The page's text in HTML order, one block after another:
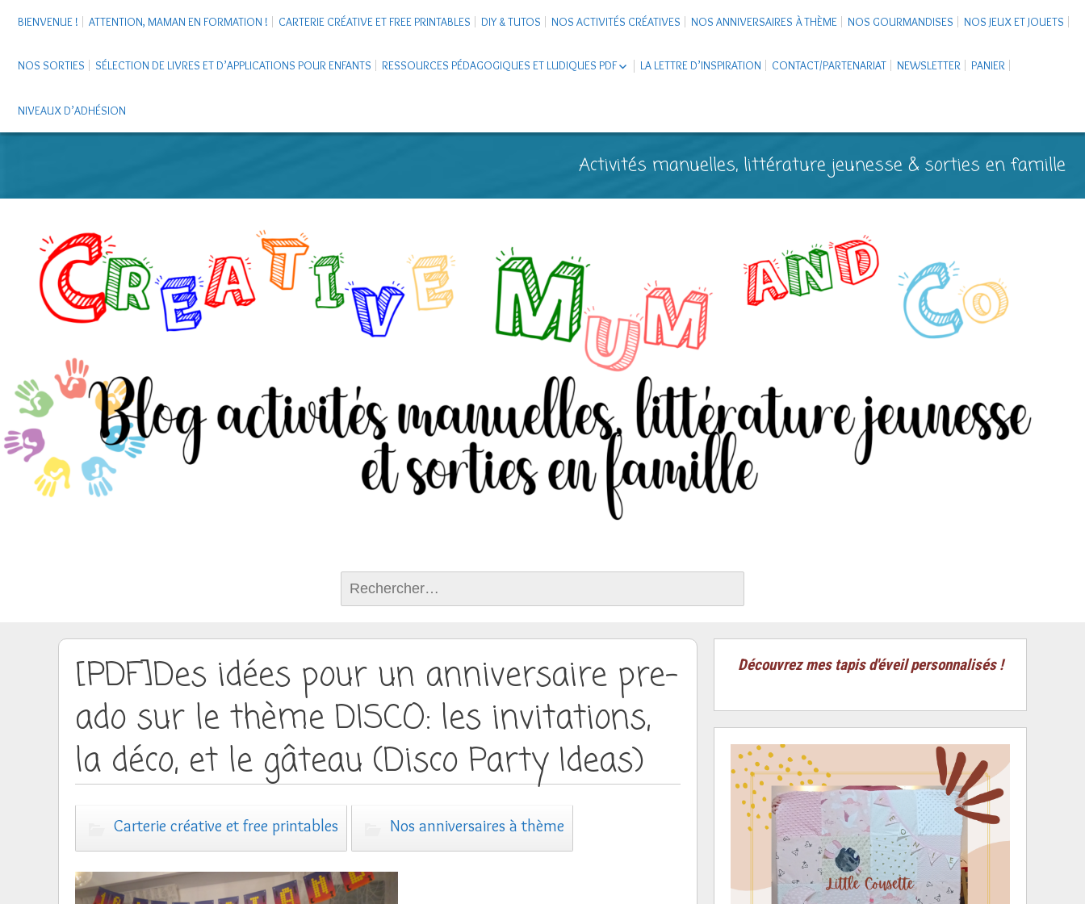
BIENVENUE ! ATTENTION, MAMAN EN FORMATION ! CARTERIE CRÉATIVE ET FREE PRINTABLES DIY & TUTOS NOS ACTIVITÉS CRÉATIVES NOS ANNIVERSAIRES À THÈME NOS GOURMANDISES NOS JEUX ET JOUETS
NOS SORTIES SÉLECTION DE LIVRES ET D’APPLICATIONS POUR ENFANTS RESSOURCES PÉDAGOGIQUES ET LUDIQUES PDF
CARNETS DE VOYAGE ENFANTS
LA LETTRE D’INSPIRATION CONTACT/PARTENARIAT NEWSLETTER PANIER
NIVEAUX D’ADHÉSION
Activités manuelles, littérature jeunesse & sorties en famille
[PDF]Des idées pour un anniversaire pre-
ado sur le thème DISCO: les invitations,
la déco, et le gâteau (Disco Party Ideas)
Carterie créative et free printables Nos anniversaires à thème
Découvrez mes tapis d'éveil personnalisés !